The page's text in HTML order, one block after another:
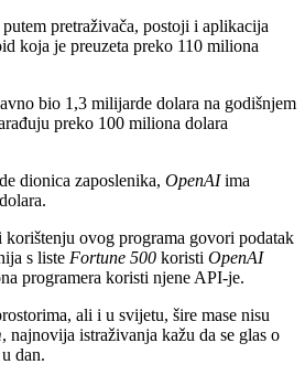
pretraživača, postoji i aplikacija
koja je preuzeta preko 110 miliona
bio 1,3 milijarde dolara na godišnjem
preko 100 miliona dolara
dionica zaposlenika, OpenAIima
ovog programa govori podatak
s liste Fortune 500 koristi OpenAI
programera koristi njene API-je.
ali i u svijetu, šire mase nisu
, najnovija istraživanja kažu da se glas o
dan.